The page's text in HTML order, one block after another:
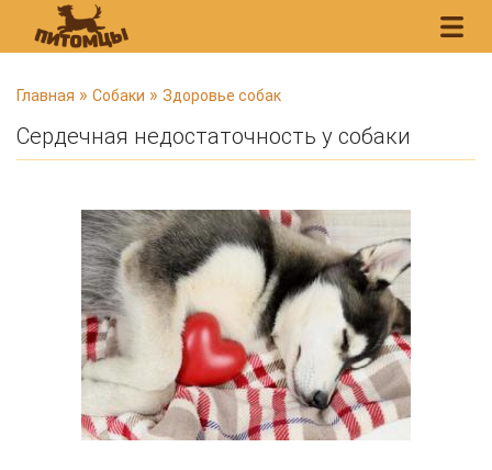
В
ы
з
Главная » Собаки » Здоровье собак
Сердечная недостаточность у собаки